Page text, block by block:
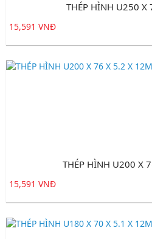
THÉP HÌNH U250 X
15,591 VNĐ
THÉP HÌNH U200 X
15,591 VNĐ